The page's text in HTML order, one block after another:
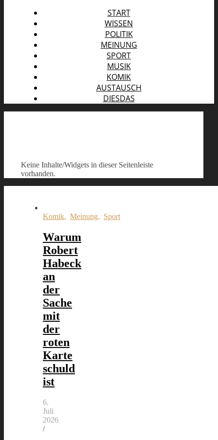
START
WISSEN
POLITIK
MEINUNG
SPORT
MUSIK
KOMIK
AUSTAUSCH
DIESDAS
Keine Inhalte/Widgets in dieser Seitenleiste
vorhanden.
Komik, Meinung, Sport
Warum
Robert
Habeck
an
der
Sache
mit
der
roten
Karte
schuld
ist
6.
Juli
2026
/